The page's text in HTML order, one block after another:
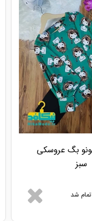
بگ عروسکی
سبز
تمام شد